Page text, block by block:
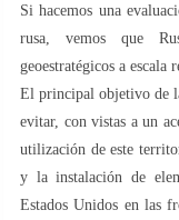
Si hacemos una
rusa, vemos que
geoestratégicos a escala
El principal objetivo de
evitar, con vistas a un
utilización de este
y la instalación de
Estados Unidos en las